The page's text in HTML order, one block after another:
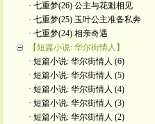
· 七重梦(26) 公主与花魁相见
· 七重梦(25) 玉叶公主准备私奔
· 七重梦(24) 相亲奇遇
【短篇小说: 华尔街情人】
· 短篇小说: 华尔街情人 (6)
· 短篇小说: 华尔街情人 (5)
· 短篇小说: 华尔街情人 (4)
· 短篇小说: 华尔街情人 (3)
· 短篇小说: 华尔街情人 (2)